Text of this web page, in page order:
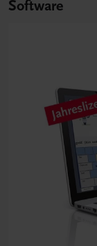
Software